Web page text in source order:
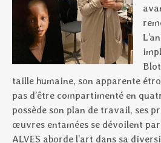
taille humaine, son apparente
pas d’être compartimenté en
possède son plan de travail, ses
œuvres entamées se dévoilent
ALVES aborde l’art dans sa